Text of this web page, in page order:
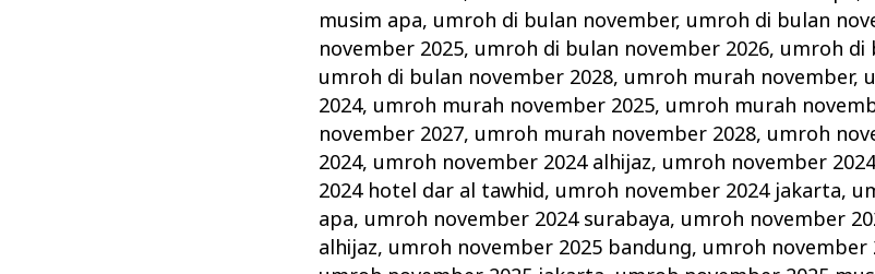
musim apa, umroh di bulan november, umroh di bulan
november 2025, umroh di bulan november 2026, umroh di
umroh di bulan november 2028, umroh murah november,
2024, umroh murah november 2025, umroh murah
november 2027, umroh murah november 2028, umroh
2024, umroh november 2024 alhijaz, umroh november
2024 hotel dar al tawhid, umroh november 2024 jakarta,
apa, umroh november 2024 surabaya, umroh november
alhijaz, umroh november 2025 bandung, umroh november